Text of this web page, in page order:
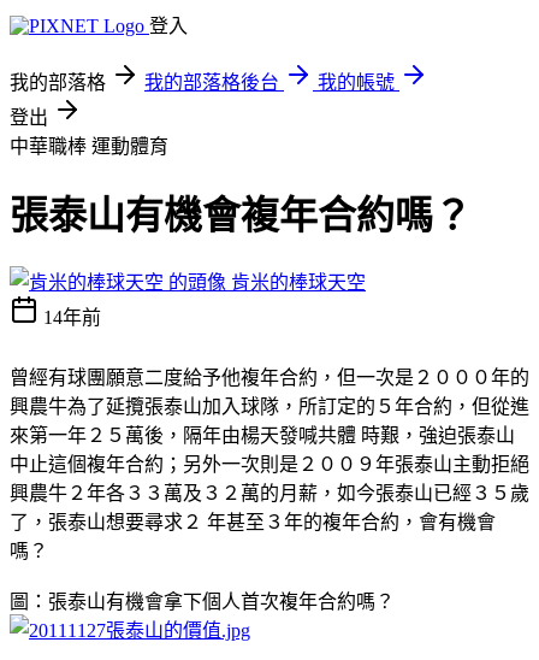
登入
我的部落格 我的部落格後台
我的帳號
登出
中華職棒 運動體育
張泰山有機會複年合約嗎？
肯米的棒球天空
14年前
曾經有球團願意二度給予他複年合約，但一次是２０００年的
興農牛為了延攬張泰山加入球隊，所訂定的５年合約，但從進
來第一年２５萬後，隔年由楊天發喊共體 時艱，強迫張泰山
中止這個複年合約；另外一次則是２００９年張泰山主動拒絕
興農牛２年各３３萬及３２萬的月薪，如今張泰山已經３５歲
了，張泰山想要尋求２ 年甚至３年的複年合約，會有機會
嗎？
圖：張泰山有機會拿下個人首次複年合約嗎？